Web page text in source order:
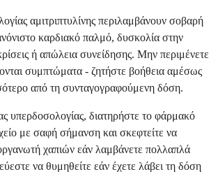
αμιτριπτυλίνης περιλαμβάνουν σοβαρή
καρδιακό παλμό, δυσκολία στην
ή απώλεια συνείδησης. Μην περιμένετε
συμπτώματα - ζητήστε βοήθεια αμέσως
από τη συνταγογραφούμενη δόση.
υπερδοσολογίας, διατηρήστε το φάρμακό
με σαφή σήμανση και σκεφτείτε να
χαπιών εάν λαμβάνετε πολλαπλά
να θυμηθείτε εάν έχετε λάβει τη δόση